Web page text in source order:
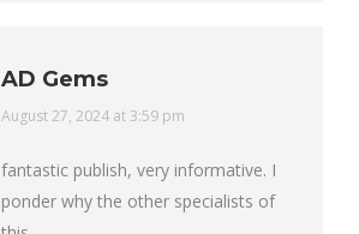
AD Gems
says:
August 27, 2024 at 3:59 pm
fantastic publish, very informative. I
ponder why the other specialists of